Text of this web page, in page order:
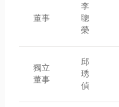
董事
李
聰
榮
獨立
董事
邱
琇
偵